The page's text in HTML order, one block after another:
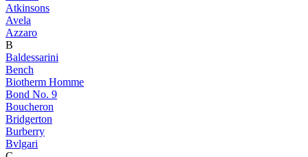
Atkinsons
Avela
Azzaro
B
Baldessarini
Bench
Biotherm Homme
Bond No. 9
Boucheron
Bridgerton
Burberry
Bvlgari